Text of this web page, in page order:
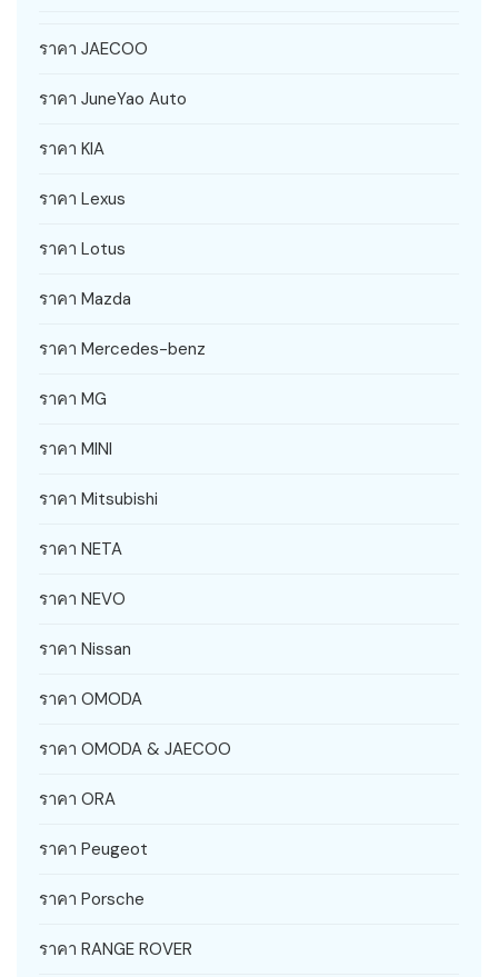
ราคา JAECOO
ราคา JuneYao Auto
ราคา KIA
ราคา Lexus
ราคา Lotus
ราคา Mazda
ราคา Mercedes-benz
ราคา MG
ราคา MINI
ราคา Mitsubishi
ราคา NETA
ราคา NEVO
ราคา Nissan
ราคา OMODA
ราคา OMODA & JAECOO
ราคา ORA
ราคา Peugeot
ราคา Porsche
ราคา RANGE ROVER